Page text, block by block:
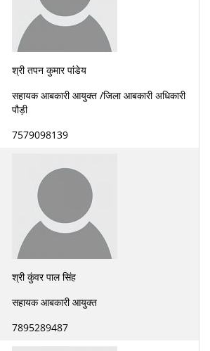
श्री तपन कुमार पांडेय
सहायक आबकारी आयुक्त /जिला आबकारी अधिकारी
पौड़ी
7579098139
श्री कुंवर पाल सिंह
सहायक आबकारी आयुक्त
7895289487